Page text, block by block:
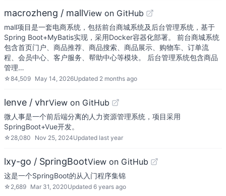
macrozheng / mallView on GitHub
mall项目是一套电商系统，包括前台商城系统及后台管理系统，基于
Spring Boot+MyBatis实现，采用Docker容器化部署。 前台商城系统
包含首页门户、商品推荐、商品搜索、商品展示、购物车、订单流
程、会员中心、客户服务、帮助中心等模块。 后台管理系统包含商品
管理…
☆84,509 May 14, 2026Updated 2 months ago
lenve / vhrView on GitHub
微人事是一个前后端分离的人力资源管理系统，项目采用
SpringBoot+Vue开发。
☆ 28,080 Nov 25, 2024Updated last year
lxy-go / SpringBootView on GitHub
这是一个SpringBoot的从入门程序集锦
☆ 2,689 Mar 31, 2020Updated 6 years ago